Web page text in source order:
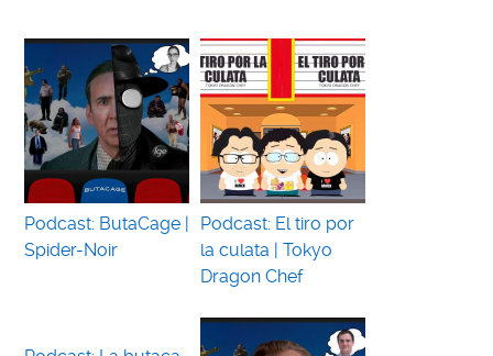
Podcast: ButaCage |
Spider-Noir
Podcast: El tiro por
la culata | Tokyo
Dragon Chef